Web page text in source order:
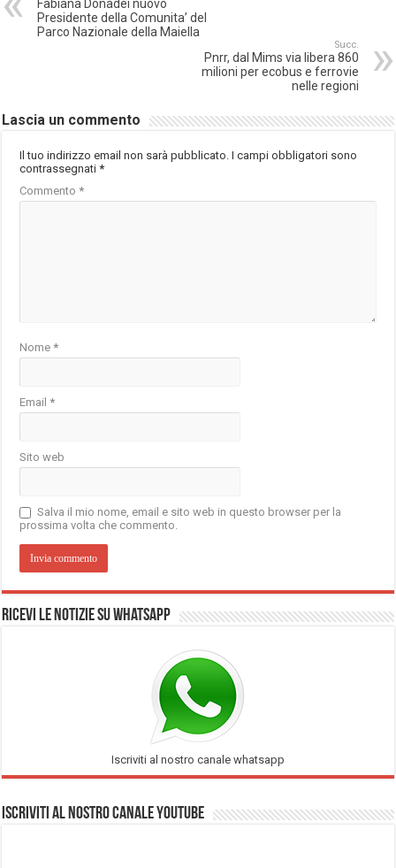
Fabiana Donadei nuovo
Presidente della Comunita’ del
Parco Nazionale della Maiella
Succ.
Pnrr, dal Mims via libera 860
milioni per ecobus e ferrovie
nelle regioni
Lascia un commento
Il tuo indirizzo email non sarà pubblicato. I campi obbligatori sono
contrassegnati*
Commento*
Nome*
Email*
Sito web
Salva il mio nome, email e sito web in questo browser per la
prossima volta che commento.
Ricevi le notizie su Whatsapp
Iscriviti al nostro canale whatsapp
Iscriviti al nostro Canale Youtube